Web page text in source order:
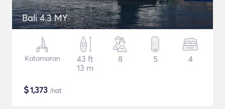
Bali 4.3 MY
Katamaran
43 ft
13 m
8 5 4
$1,373 /nat